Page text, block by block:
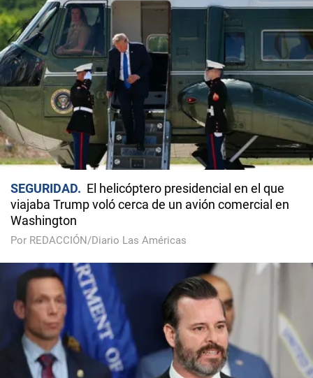
SEGURIDAD
El helicóptero presidencial en el que
viajaba Trump voló cerca de un avión comercial en
Washington
Por REDACCIÓN/Diario Las Américas